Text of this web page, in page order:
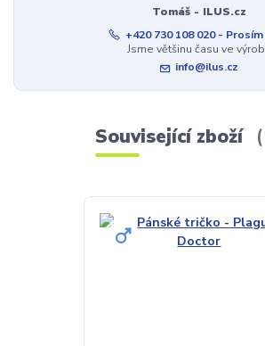
Tomáš - ILUS.cz
+420 730 108 020 -
Jsme většinu času ve
info@ilus.cz
Související zboží